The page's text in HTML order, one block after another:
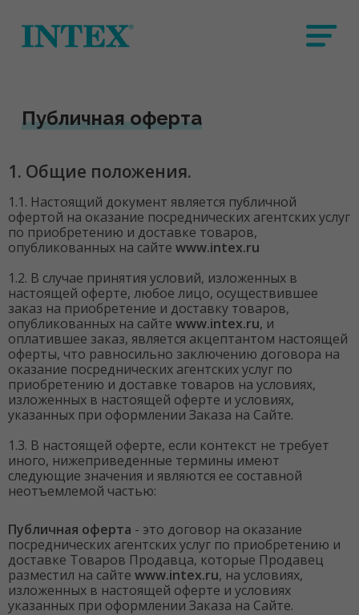
Публичная оферта
1. Общие положения.
1.1. Настоящий документ является публичной
офертой на оказание посреднических агентских услуг
по приобретению и доставке товаров,
опубликованных на сайте www.intex.ru
1.2. В случае принятия условий, изложенных в
настоящей оферте, любое лицо, осуществившее
заказ на приобретение и доставку товаров,
опубликованных на сайте www.intex.ru, и
оплатившее заказ, является акцептантом настоящей
оферты, что равносильно заключению договора на
оказание посреднических агентских услуг по
приобретению и доставке товаров на условиях,
изложенных в настоящей оферте и условиях,
указанных при оформлении Заказа на Сайте.
1.3. В настоящей оферте, если контекст не требует
иного, нижеприведенные термины имеют
следующие значения и являются ее составной
неотъемлемой частью:
Публичная оферта - это договор на оказание
посреднических агентских услуг по приобретению и
доставке Товаров Продавца, которые Продавец
разместил на сайте www.intex.ru, на условиях,
изложенных в настоящей оферте и условиях
указанных при оформлении Заказа на Сайте.